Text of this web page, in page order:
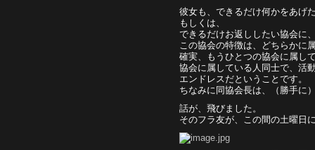
彼女も、できるだけ何かをあげ
もしくは、
できるだけお返ししたい協会に
この協会の特徴は、どちらかに
確実、もうひとつの協会に属し
協会に属している人同士で、活
エンドレスだということです。
ちなみに同協会長は、（勝手に
話が、飛びました。
そのフラ友が、この間の土曜日